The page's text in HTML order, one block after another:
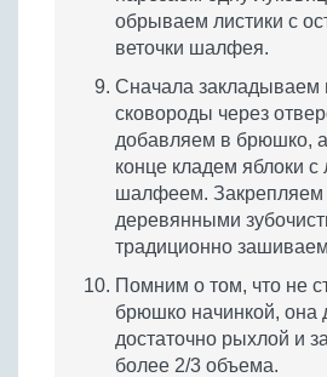
обрываем листики с
веточки шалфея.
Сначала закладываем
сковороды через
добавляем в брюшко,
конце кладем яблоки с
шалфеем. Закрепляем
деревянными
традиционно
Помним о том, что не
брюшко начинкой, она
достаточно рыхлой и
более 2/3 объема.